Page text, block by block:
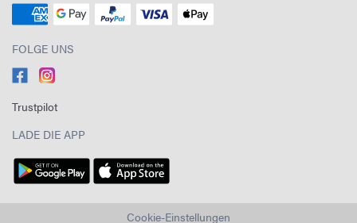
FOLGE UNS
Trustpilot
LADE DIE APP
Cookie-Einstellungen